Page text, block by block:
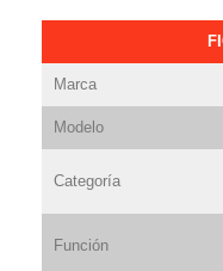
Marca
Modelo
Categoría
Función